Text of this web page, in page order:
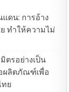
ดน: การอ้าง
ทำให้ความไม่
ตรอย่างเป็น
ผลิตภัณฑ์เพื่อ
ย